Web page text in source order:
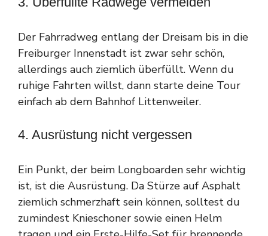
Der Fahrradweg entlang der Dreisam bis in die
Freiburger Innenstadt ist zwar sehr schön,
allerdings auch ziemlich überfüllt. Wenn du
ruhige Fahrten willst, dann starte deine Tour
einfach ab dem Bahnhof Littenweiler.
4. Ausrüstung nicht vergessen
Ein Punkt, der beim Longboarden sehr wichtig
ist, ist die Ausrüstung. Da Stürze auf Asphalt
ziemlich schmerzhaft sein können, solltest du
zumindest Knieschoner sowie einen Helm